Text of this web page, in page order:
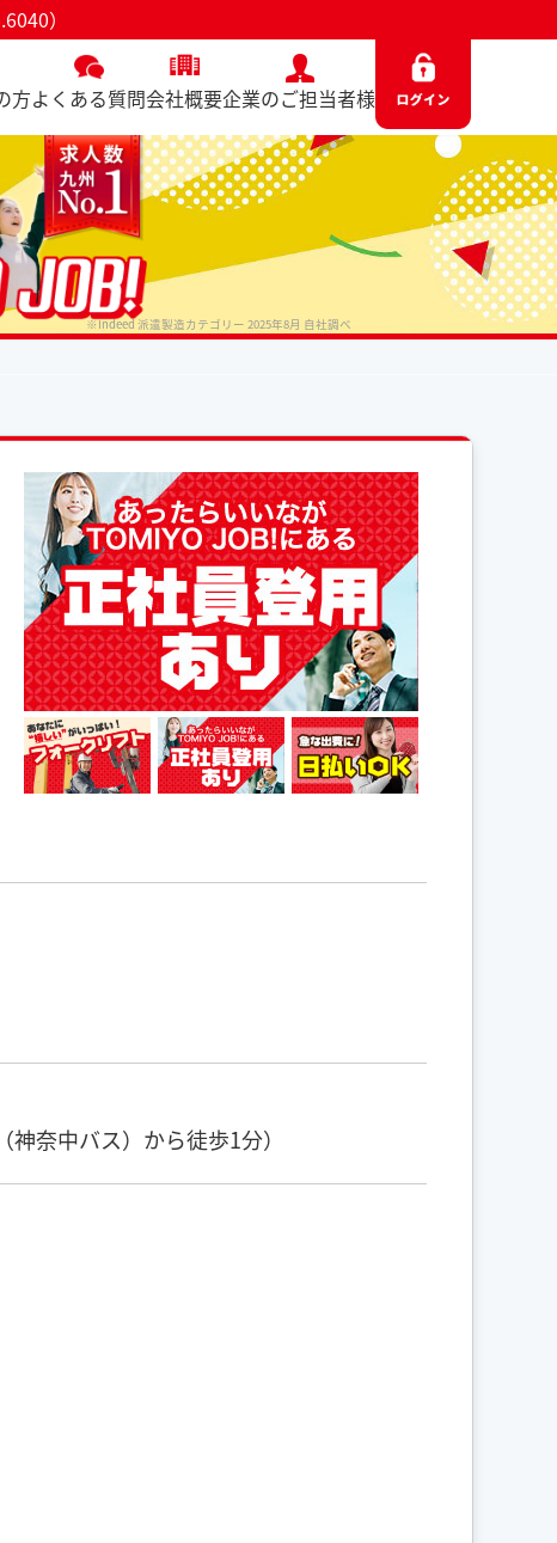
）
方よくある質問会社概要企業のご担当者様
※Indeed 派遣製造カテゴリー 2025年8月 自社調べ
No. 6040 / 2025.06.13
奈中バス）から徒歩1分）